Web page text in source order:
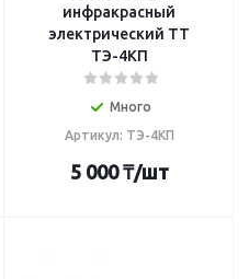
инфракрасный
электрический TT
ТЭ-4КП
Много
Артикул: ТЭ-4КП
5 000₸/шт